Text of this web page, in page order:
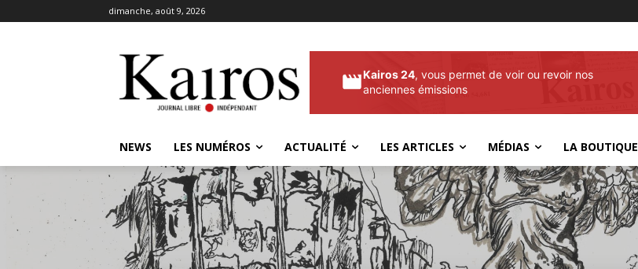
dimanche, août 9, 2026
Kairos 24, vous permet de voir ou revoir nos
anciennes émissions
NEWS LES NUMÉROS ACTUALITÉ LES ARTICLES MÉDIAS LA BOUTIQUE